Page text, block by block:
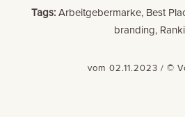
Tags:Arbeitgebermarke, Best
branding,
vom 02.11.2023 / ©